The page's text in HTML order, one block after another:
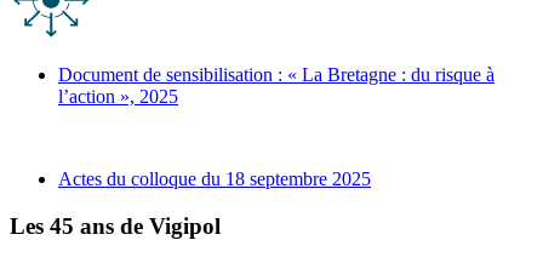
Document de sensibilisation : « La Bretagne : du risque à
l’action », 2025
Actes du colloque du 18 septembre 2025
Les 45 ans de Vigipol